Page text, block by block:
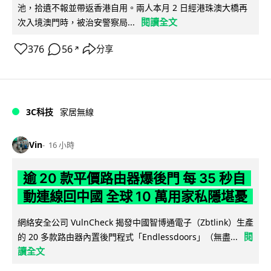
池，拾遺不報並帶返香港自用。兩人本月 2 日經港珠澳大橋再
次入境澳門時，被治安警察局...
閱讀全文
376 56 ↗ 分享
3C科技 家居無線
Vin 16 小時
逾 20 款平價路由器爆後門 每 35 秒自
動連線回中國 全球 10 萬用家私隱堪憂
網絡安全公司 VulnCheck 揭發中國智博通電子（Zbtlink）生產
的 20 多款路由器內置後門程式「Endlessdoors」（無盡...
閱
讀全文